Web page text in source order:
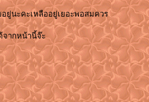
ยู่นะคะเหลืออยู่เยอะพอสมควร
จากหน้านี้จ๊ะ